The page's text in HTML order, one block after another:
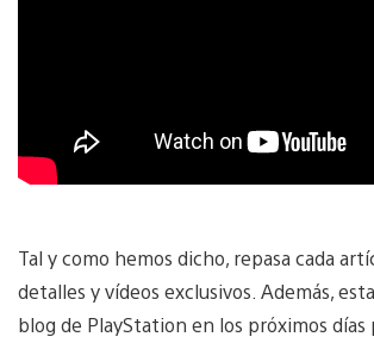
Tal y como hemos dicho, repasa cada
detalles y vídeos exclusivos. Además,
blog de PlayStation en los próximos días